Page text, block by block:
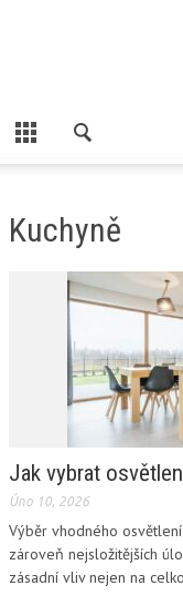
Kuchyně
Jak vybrat
Úno 10, 2026
Výběr vhodného
zároveň nejsložitějších
zásadní vliv nejen na